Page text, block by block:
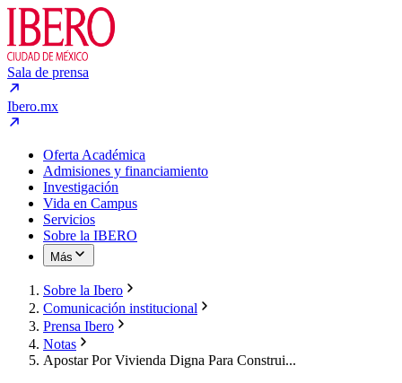
Sala de prensa
Ibero.mx
Oferta Académica
Admisiones y financiamiento
Investigación
Vida en Campus
Servicios
Sobre la IBERO
Más
Sobre la Ibero
Comunicación institucional
Prensa Ibero
Notas
Apostar Por Vivienda Digna Para Construi...